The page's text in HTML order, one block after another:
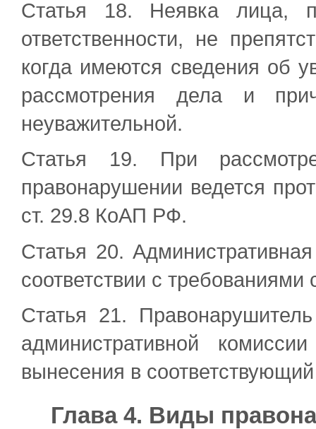
Статья 18. Неявка лица,
ответственности, не
когда имеются сведения об
рассмотрения дела и
неуважительной.
Статья 19. При
правонарушении ведется
ст. 29.8 КоАП РФ.
Статья 20.
соответствии с
Статья 21.
административной
вынесения в
Глава 4. Виды